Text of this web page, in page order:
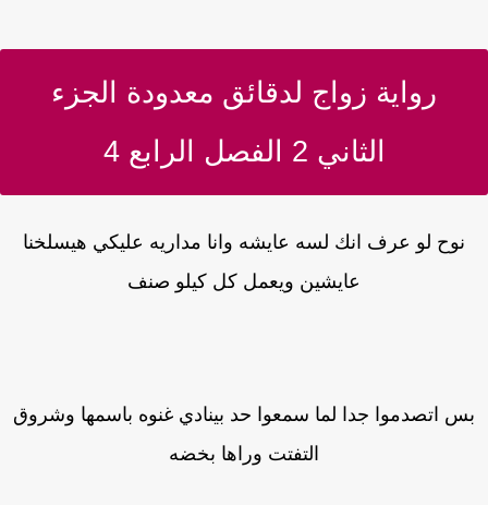
رواية زواج لدقائق معدودة الجزء
الثاني 2 الفصل الرابع 4
نوح لو عرف انك لسه عايشه وانا مداريه عليكي هيسلخنا
عايشين ويعمل كل كيلو صنف
اتصدموا جدا لما سمعوا حد بينادي غنوه باسمها وشروق
التفتت وراها بخضه